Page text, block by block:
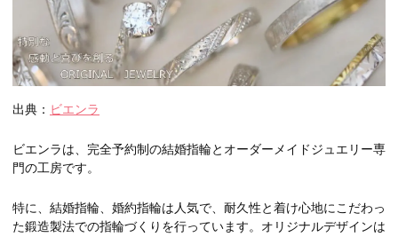
出典： ビエンラ
ビエンラは、完全予約制の結婚指輪とオーダーメイドジュエリー専
門の工房です。
特に、結婚指輪、婚約指輪は人気で、耐久性と着け心地にこだわっ
た鍛造製法での指輪づくりを行っています。オリジナルデザインは